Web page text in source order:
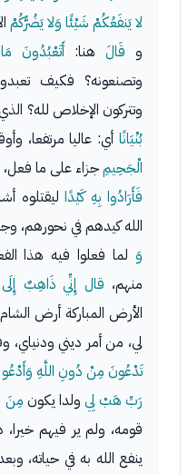
لا يَنفَعُكُمْ شَيْئًا وَلا يَضُرُّكُمْ
و قَالَ هنا:أَتَعْبُدُونَ
وتصنعونه؟ فكيف
وتتركون الإخلاص لله؟
بُنْيَانًاأي: عاليا مرتفعا،
الْجَحِيمِجزاء على ما
فَأَرَادُوا بِهِ كَيْدًا ليقتلوه
الله كيدهم في نحورهم،
وَ لما فعلوا فيه هذا
منهم، قال إِنِّي ذَاهِبٌ
الأرض المباركة أرض
لي، من أمر ديني ودنياي،
تَدْعُونَ مِنْ دُونِ اللَّهِ وَأَدْعُو
رَبِّ هَبْ لِي ولدا يكون مِنَ
قومه، ولم ير فيهم خيرا،
ينفع الله به في حياته،